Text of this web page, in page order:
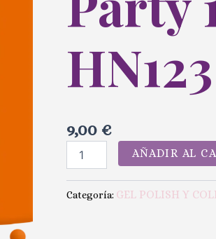
HN123
9,00 €
AÑADIR AL
Categoría: GEL POLISH Y